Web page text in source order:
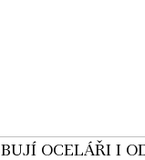
OCELÁŘI I